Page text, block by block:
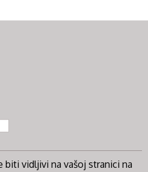
biti vidljivi na vašoj stranici na